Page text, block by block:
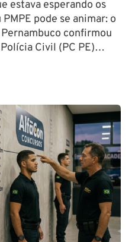
estava esperando os
pode se animar: o
confirmou
Civil (PC PE)…